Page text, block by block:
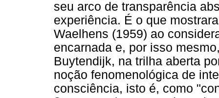
seu arco de transparência
experiência. É o que
Waelhens (1959) ao
encarnada e, por isso
Buytendijk, na trilha aberta
noção fenomenológica de
consciência, isto é, como